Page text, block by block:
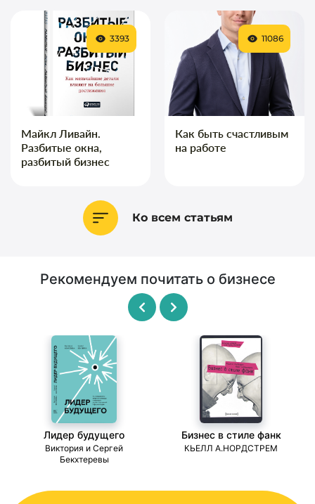
Майкл Ливайн.
Разбитые окна,
разбитый бизнес
3393
Как быть счастливым
на работе
11086
Ко всем статьям
Рекомендуем почитать о бизнесе
Лидер будущего
Виктория и Сергей
Бекхтеревы
Бизнес в стиле фанк
КЬЕЛЛ А.НОРДСТРЕМ